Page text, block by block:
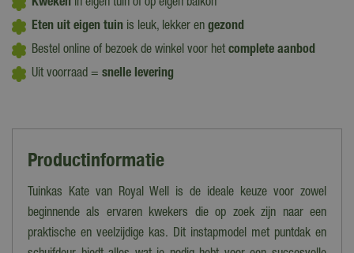
Kweken in eigen tuin of op eigen balkon
Eten uit eigen tuin is leuk, lekker en gezond
Bestel online of bezoek de winkel voor het complete aanbod
Uit voorraad = snelle levering
Productinformatie
Tuinkas Kate van Royal Well is de ideale keuze voor zowel
beginnende als ervaren kwekers die op zoek zijn naar een
praktische en veelzijdige kas. Dit instapmodel met puntdak en